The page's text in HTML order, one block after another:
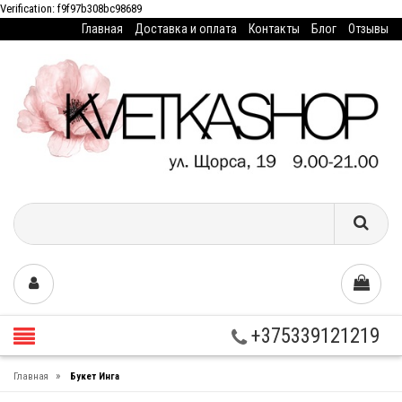
Verification: f9f97b308bc98689
Главная Доставка и оплата Контакты Блог Отзывы
+375339121219
Главная » Букет Инга